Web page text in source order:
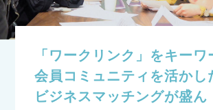
「ワークリンク」をキーワ
会員コミュニティを活かし
ビジネスマッチングが盛ん